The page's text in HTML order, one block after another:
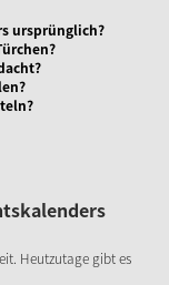
ursprünglich?
Heutzutage gibt es